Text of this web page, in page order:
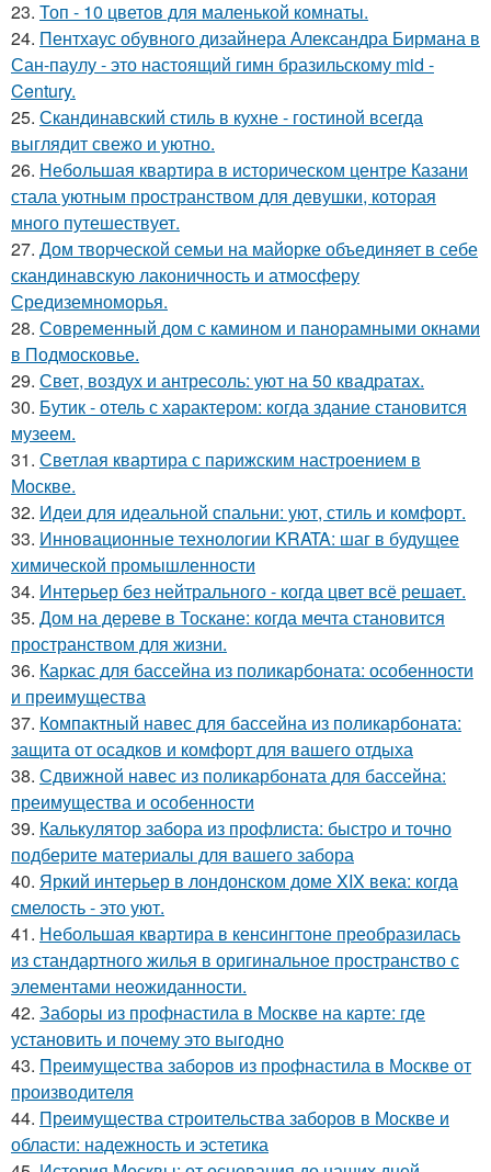
23. Топ - 10 цветов для маленькой комнаты.
24. Пентхаус обувного дизайнера Александра Бирмана в
Сан-паулу - это настоящий гимн бразильскому mid -
Century.
25. Скандинавский стиль в кухне - гостиной всегда
выглядит свежо и уютно.
26. Небольшая квартира в историческом центре Казани
стала уютным пространством для девушки, которая
много путешествует.
27. Дом творческой семьи на майорке объединяет в себе
скандинавскую лаконичность и атмосферу
Средиземноморья.
28. Современный дом с камином и панорамными окнами
в Подмосковье.
29. Свет, воздух и антресоль: уют на 50 квадратах.
30. Бутик - отель с характером: когда здание становится
музеем.
31. Светлая квартира с парижским настроением в
Москве.
32. Идеи для идеальной спальни: уют, стиль и комфорт.
33. Инновационные технологии KRATA: шаг в будущее
химической промышленности
34. Интерьер без нейтрального - когда цвет всё решает.
35. Дом на дереве в Тоскане: когда мечта становится
пространством для жизни.
36. Каркас для бассейна из поликарбоната: особенности
и преимущества
37. Компактный навес для бассейна из поликарбоната:
защита от осадков и комфорт для вашего отдыха
38. Сдвижной навес из поликарбоната для бассейна:
преимущества и особенности
39. Калькулятор забора из профлиста: быстро и точно
подберите материалы для вашего забора
40. Яркий интерьер в лондонском доме XIX века: когда
смелость - это уют.
41. Небольшая квартира в кенсингтоне преобразилась
из стандартного жилья в оригинальное пространство с
элементами неожиданности.
42. Заборы из профнастила в Москве на карте: где
установить и почему это выгодно
43. Преимущества заборов из профнастила в Москве от
производителя
44. Преимущества строительства заборов в Москве и
области: надежность и эстетика